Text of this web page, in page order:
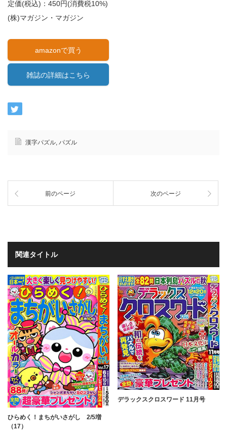
定価(税込)：450円(消費税10%)
(株)マガジン・マガジン
amazonで買う
雑誌の詳細はこちら
漢字パズル パズル
前のページ 次のページ
関連タイトル
ひらめく！まちがいさがし 2/5増
（17）
デラックスクロスワード 11月号